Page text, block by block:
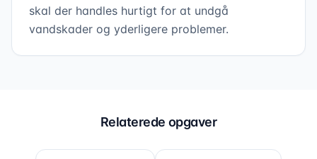
skal der handles hurtigt for at undgå
vandskader og yderligere problemer.
Relaterede opgaver